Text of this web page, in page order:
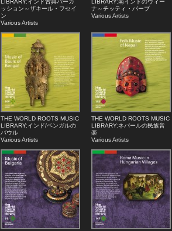
LIBRARY:インド古典パーカ
ッション～ザキール・フセイ
ン
Various Artists
LIBRARY:南インドのヴィー
ナ～チッティ・バーブ
Various Artists
THE WORLD ROOTS MUSIC
LIBRARY:インド/ベンガルの
バウル
Various Artists
THE WORLD ROOTS MUSIC
LIBRARY:ネパールの民族音
楽
Various Artists